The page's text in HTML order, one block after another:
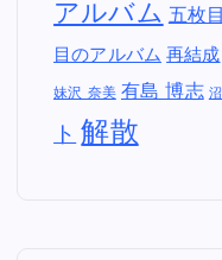
アルバム 五枚
目のアルバム 再結成
妹沢 奈美 有島 博志
ト 解散